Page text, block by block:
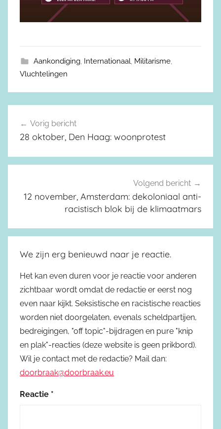
Aankondiging, Internationaal, Militarisme,
Vluchtelingen
Berichtnavigatie
Vorig bericht
28 oktober, Den Haag: woonprotest
Volgend bericht
12 november, Amsterdam: dekoloniaal anti-
racistisch blok bij de klimaatmars
We zijn erg benieuwd naar je reactie.
Het kan even duren voor je reactie voor anderen
zichtbaar wordt omdat de redactie er eerst nog
even naar kijkt. Seksistische en racistische reacties
worden niet doorgelaten, evenals scheldpartijen,
bedreigingen, "off topic"-bijdragen en pure "knip
en plak"-reacties (deze website is geen prikbord).
Wil je contact met de redactie? Mail dan:
doorbraak@doorbraak.eu
Reactie *